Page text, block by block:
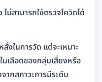
ม่สามารถใช้ตรวจโควิดได้
งในการวัด แต่จะเหมาะ
นเลือดของกลุ่มเสี่ยงหรือ
ากสภาวะการมีระดับ